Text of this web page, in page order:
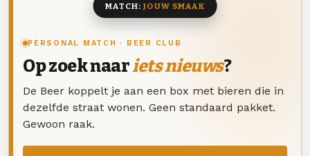
PERSONAL MATCH · BEER CLUB
Op zoek naariets nieuws?
De Beer koppelt je aan een box met bieren die in
dezelfde straat wonen. Geen standaard pakket.
Gewoon raak.
MATCH:JOUW SMAAK